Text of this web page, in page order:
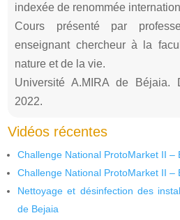
indexée de renommée
Cours présenté par
enseignant chercheur à la
nature et de la vie.
Université A.MIRA de Béjaia.
2022.
Vidéos récentes
Challenge National ProtoMarket II –
Challenge National ProtoMarket II –
Nettoyage et désinfection des
de Bejaia